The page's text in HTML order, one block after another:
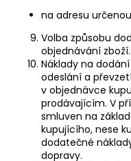
na adresu
Volba způsobu
objednávání zboží.
Náklady na
odeslání a
v objednávce
prodávajícím. V
smluven na
kupujícího, nese
dodatečné
dopravy.